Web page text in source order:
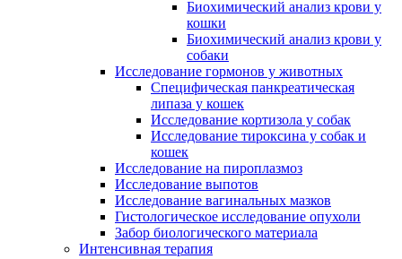
Биохимический анализ крови у
кошки
Биохимический анализ крови у
собаки
Исследование гормонов у животных
Специфическая панкреатическая
липаза у кошек
Исследование кортизола у собак
Исследование тироксина у собак и
кошек
Исследование на пироплазмоз
Исследование выпотов
Исследование вагинальных мазков
Гистологическое исследование опухоли
Забор биологического материала
Интенсивная терапия